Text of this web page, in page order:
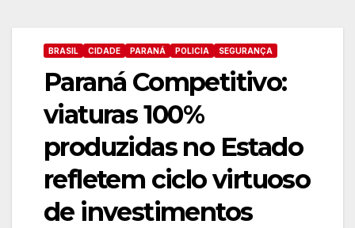
BRASIL CIDADE PARANÁ POLICIA SEGURANÇA
Paraná Competitivo:
viaturas 100%
produzidas no Estado
refletem ciclo virtuoso
de investimentos